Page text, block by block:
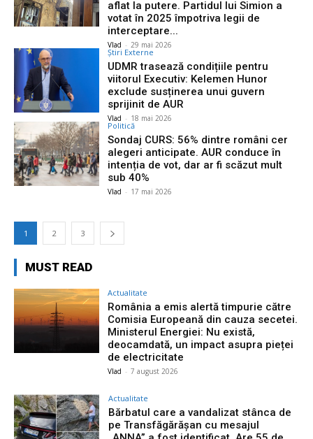
aflat la putere. Partidul lui Simion a
votat în 2025 împotriva legii de
interceptare...
Vlad - 29 mai 2026
Știri Externe
UDMR trasează condițiile pentru
viitorul Executiv: Kelemen Hunor
exclude susținerea unui guvern
sprijinit de AUR
Vlad - 18 mai 2026
Politică
Sondaj CURS: 56% dintre români cer
alegeri anticipate. AUR conduce în
intenția de vot, dar ar fi scăzut mult
sub 40%
Vlad - 17 mai 2026
1 2 3
MUST READ
Actualitate
România a emis alertă timpurie către
Comisia Europeană din cauza secetei.
Ministerul Energiei: Nu există,
deocamdată, un impact asupra pieței
de electricitate
Vlad - 7 august 2026
Actualitate
Bărbatul care a vandalizat stânca de
pe Transfăgărășan cu mesajul